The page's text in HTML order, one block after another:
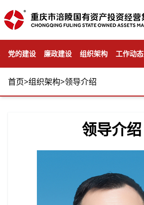
党的建设 廉政建设 组织架构 工作动态
首页>组织架构>领导介绍
领导介绍